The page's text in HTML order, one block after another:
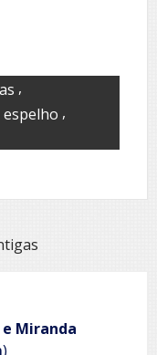
,
,
Miranda
)